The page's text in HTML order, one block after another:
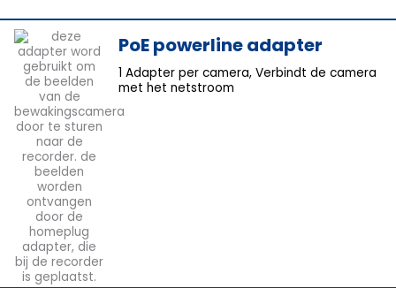
PoE powerline adapter
1 Adapter per camera, Verbindt de camera
met het netstroom